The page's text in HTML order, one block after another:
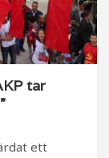
tar
ett